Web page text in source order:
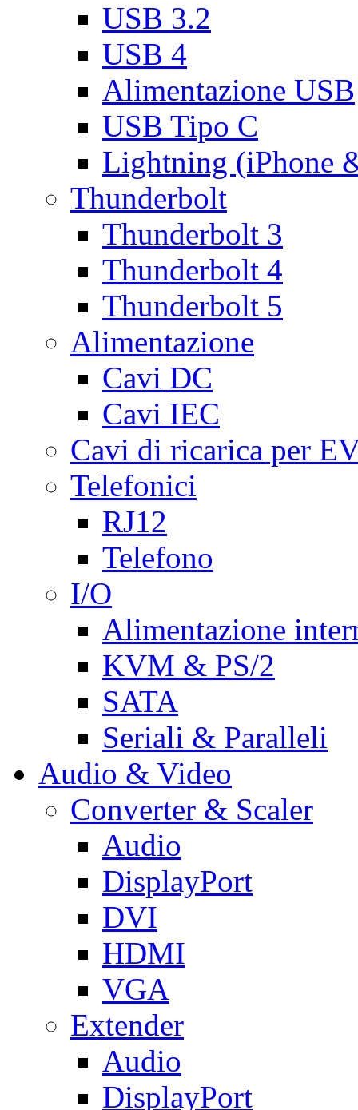
USB 3.2
USB 4
Alimentazione USB
USB Tipo C
Lightning (iPhone
Thunderbolt
Thunderbolt 3
Thunderbolt 4
Thunderbolt 5
Alimentazione
Cavi DC
Cavi IEC
Cavi di ricarica per
Telefonici
RJ12
Telefono
I/O
Alimentazione
KVM & PS/2
SATA
Seriali & Paralleli
Audio & Video
Converter & Scaler
Audio
DisplayPort
DVI
HDMI
VGA
Extender
Audio
DisplayPort